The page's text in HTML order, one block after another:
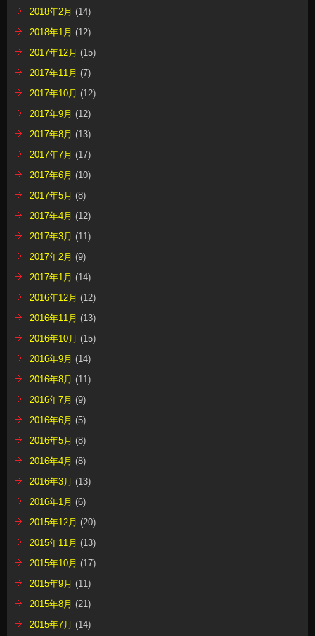
2018年2月 (14)
2018年1月 (12)
2017年12月 (15)
2017年11月 (7)
2017年10月 (12)
2017年9月 (12)
2017年8月 (13)
2017年7月 (17)
2017年6月 (10)
2017年5月 (8)
2017年4月 (12)
2017年3月 (11)
2017年2月 (9)
2017年1月 (14)
2016年12月 (12)
2016年11月 (13)
2016年10月 (15)
2016年9月 (14)
2016年8月 (11)
2016年7月 (9)
2016年6月 (5)
2016年5月 (8)
2016年4月 (8)
2016年3月 (13)
2016年1月 (6)
2015年12月 (20)
2015年11月 (13)
2015年10月 (17)
2015年9月 (11)
2015年8月 (21)
2015年7月 (14)